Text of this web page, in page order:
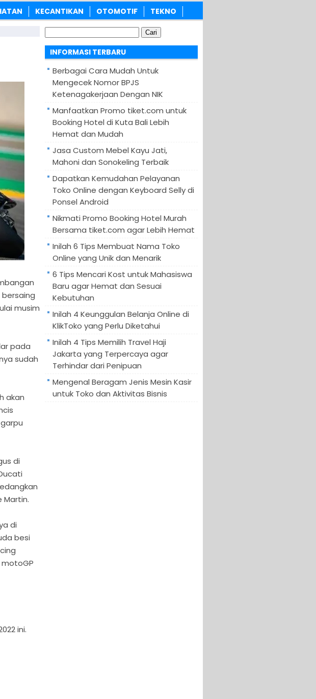
KECANTIKAN OTOMOTIF TEKNO
bersaing
musim
pada
sudah
akan
di
Martin.
di
besi
ini.
untuk:
INFORMASI TERBARU
Berbagai Cara Mudah Untuk
Mengecek Nomor BPJS
Ketenagakerjaan Dengan NIK
Manfaatkan Promo tiket.com untuk
Booking Hotel di Kuta Bali Lebih
Hemat dan Mudah
Jasa Custom Mebel Kayu Jati,
Mahoni dan Sonokeling Terbaik
Dapatkan Kemudahan Pelayanan
Toko Online dengan Keyboard Selly di
Ponsel Android
Nikmati Promo Booking Hotel Murah
Bersama tiket.com agar Lebih Hemat
Inilah 6 Tips Membuat Nama Toko
Online yang Unik dan Menarik
6 Tips Mencari Kost untuk Mahasiswa
Baru agar Hemat dan Sesuai
Kebutuhan
Inilah 4 Keunggulan Belanja Online di
KlikToko yang Perlu Diketahui
Inilah 4 Tips Memilih Travel Haji
Jakarta yang Terpercaya agar
Terhindar dari Penipuan
Mengenal Beragam Jenis Mesin Kasir
untuk Toko dan Aktivitas Bisnis